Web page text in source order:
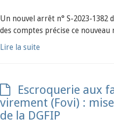
Un nouvel arrêt n° S-2023-1382
des comptes précise ce nouveau
Lire la suite
Escroquerie aux
virement (Fovi) :
de la DGFIP